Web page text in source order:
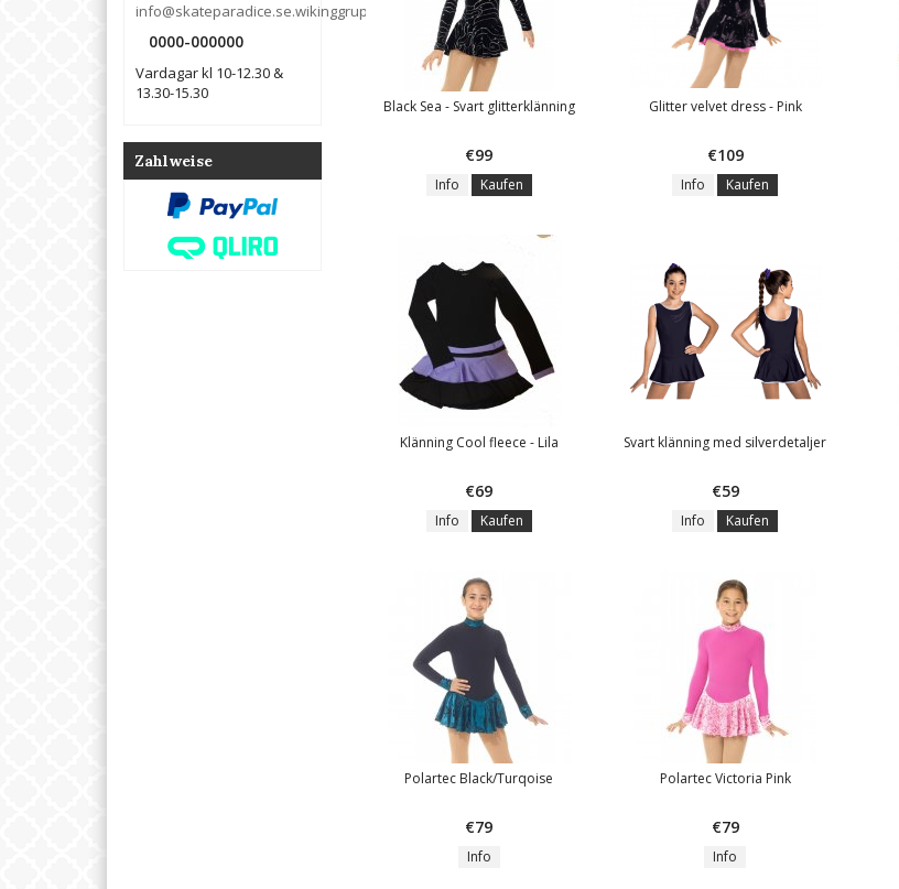
info@skateparadice.se.wikinggruppen.info
0000-000000
Vardagar kl 10-12.30 &
13.30-15.30
Zahlweise
Black Sea - Svart glitterklänning
€99
Info Kaufen
Glitter velvet dress - Pink
€109
Info Kaufen
Klänning Cool fleece - Lila
€69
Info Kaufen
Svart klänning med silverdetaljer
€59
Info Kaufen
Polartec Black/Turqoise
€79
Info
Polartec Victoria Pink
€79
Info